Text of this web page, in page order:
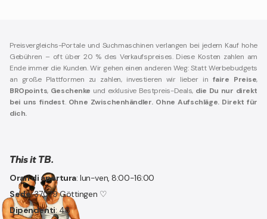
Preisvergleichs-Portale und Suchmaschinen verlangen bei jedem Kauf hohe
Gebühren – oft über 20 % des Verkaufspreises. Diese Kosten zahlen am
Ende immer die Kunden. Wir gehen einen anderen Weg: Statt Werbebudgets
an große Plattformen zu zahlen, investieren wir lieber in faire Preise,
BROpoints, Geschenke und exklusive Bestpreis-Deals, die Du nur direkt
bei uns findest. Ohne Zwischenhändler. Ohne Aufschläge. Direkt für
dich.
This it TB.
Orari di apertura: lun-ven, 8:00-16:00
Sede: 37079 Göttingen ♡
Dipendenti: 48